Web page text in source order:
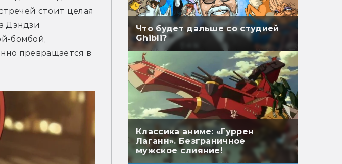
стоит целая
Дэндзи
бомбой,
превращается в
Что будет дальше со студией
Ghibli?
Классика аниме: «Гуррен
Лаганн». Безграничное
мужское слияние!